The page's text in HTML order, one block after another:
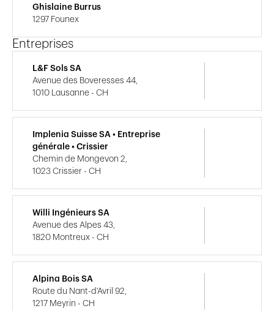
Ghislaine Burrus
1297 Founex
Entreprises
L&F Sols SA
Avenue des Boveresses 44,
1010 Lausanne - CH
Implenia Suisse SA • Entreprise
générale • Crissier
Chemin de Mongevon 2,
1023 Crissier - CH
Willi Ingénieurs SA
Avenue des Alpes 43,
1820 Montreux - CH
Alpina Bois SA
Route du Nant-d'Avril 92,
1217 Meyrin - CH